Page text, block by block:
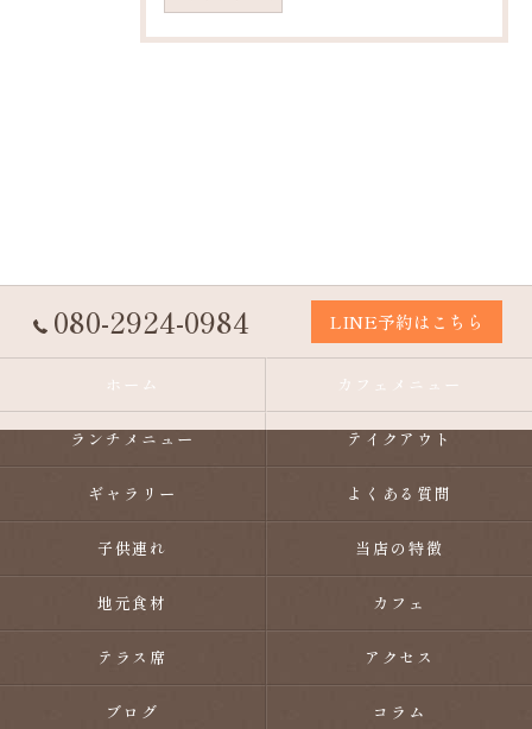
080-2924-0984 LINE予約はこちら
ホーム カフェメニュー
ランチメニュー テイクアウト
ギャラリー よくある質問
子供連れ 当店の特徴
地元食材 カフェ
テラス席 アクセス
ブログ コラム